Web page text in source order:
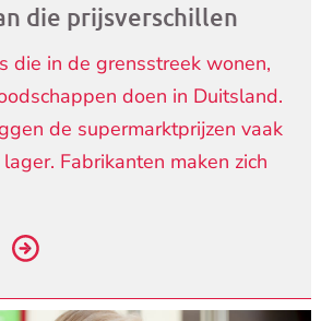
die prijsverschillen
die in de grensstreek wonen,
doen in Duitsland.
de supermarktprijzen vaak
Fabrikanten maken zich